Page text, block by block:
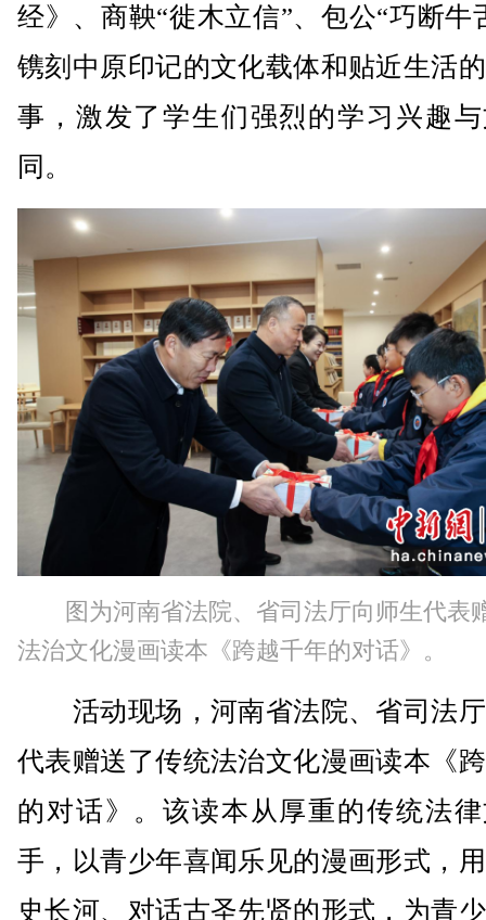
经》、商鞅“徙木立信”、包公“巧断牛
镌刻中原印记的文化载体和贴近生活
事，激发了学生们强烈的学习兴趣
同。
图为河南省法院、省司法厅向师生代表
法治文化漫画读本《跨越千年的对话》。
活动现场，河南省法院、省司法
代表赠送了传统法治文化漫画读本《
的对话》。该读本从厚重的传统法
手，以青少年喜闻乐见的漫画形式，
史长河、对话古圣先贤的形式，为青